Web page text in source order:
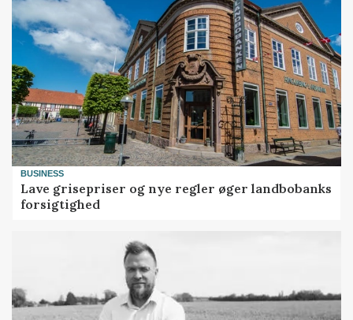
BUSINESS
Lave grisepriser og nye regler øger landbobanks
forsigtighed